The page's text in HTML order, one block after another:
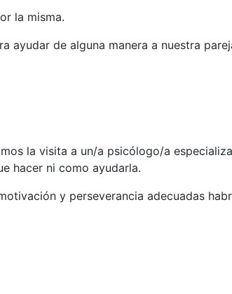
la misma.
de alguna manera a nuestra
la visita a un/a psicólogo/a
hacer ni como ayudarla.
y perseverancia adecuadas